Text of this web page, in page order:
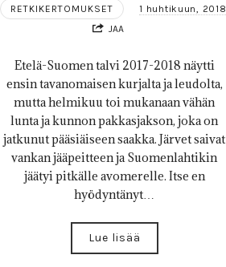
RETKIKERTOMUKSET
1 huhtikuun, 2018
JAA
Etelä-Suomen talvi 2017-2018 näytti
ensin tavanomaisen kurjalta ja leudolta,
mutta helmikuu toi mukanaan vähän
lunta ja kunnon pakkasjakson, joka on
jatkunut pääsiäiseen saakka. Järvet saivat
vankan jääpeitteen ja Suomenlahtikin
jäätyi pitkälle avomerelle. Itse en
hyödyntänyt…
Lue lisää